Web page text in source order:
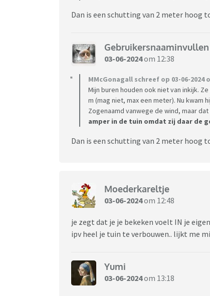
Dan is een schutting van 2 meter hoog
Gebruikersnaaminvullen
03-06-2024om 12:38
MMcGonagall schreef op 03-06-2024
Mijn buren houden ook niet van inkijk.
m (mag niet, max een meter). Nu kwam
Zogenaamd vanwege de wind, maar
amper in de tuin omdat zij daar de
Dan is een schutting van 2 meter hoog
Moederkareltje
03-06-2024om 12:48
je zegt dat je je bekeken voelt IN je
ipv heel je tuin te verbouwen.. lijkt me
Yumi
03-06-2024om 13:18